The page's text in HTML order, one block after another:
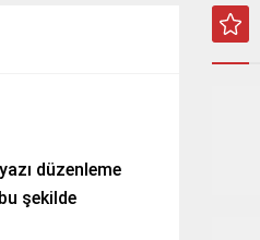
düzenleme
şekilde